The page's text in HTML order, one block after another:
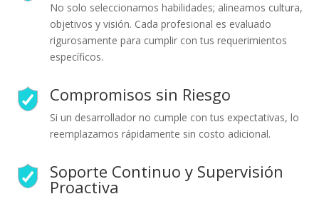
No solo seleccionamos habilidades; alineamos cultura,
objetivos y visión. Cada profesional es evaluado
rigurosamente para cumplir con tus requerimientos
específicos.
Compromisos sin Riesgo
Si un desarrollador no cumple con tus expectativas, lo
reemplazamos rápidamente sin costo adicional.
Soporte Continuo y Supervisión
Proactiva